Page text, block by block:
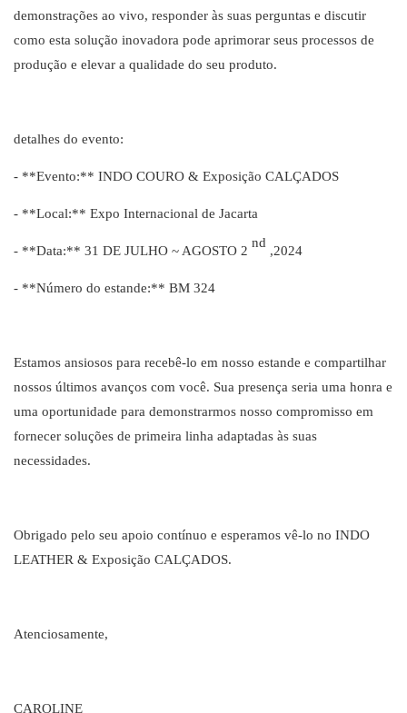
demonstrações ao vivo, responder às suas perguntas e discutir
como esta solução inovadora pode aprimorar seus processos de
produção e elevar a qualidade do seu produto.
detalhes do evento:
- **Evento:** INDO COURO & Exposição CALÇADOS
- **Local:** Expo Internacional de Jacarta
- **Data:** 31 DE JULHO ~ AGOSTO 2
nd
,2024
- **Número do estande:** BM 324
Estamos ansiosos para recebê-lo em nosso estande e compartilhar
nossos últimos avanços com você. Sua presença seria uma honra e
uma oportunidade para demonstrarmos nosso compromisso em
fornecer soluções de primeira linha adaptadas às suas
necessidades.
Obrigado pelo seu apoio contínuo e esperamos vê-lo no INDO
LEATHER & Exposição CALÇADOS.
Atenciosamente,
CAROLINE